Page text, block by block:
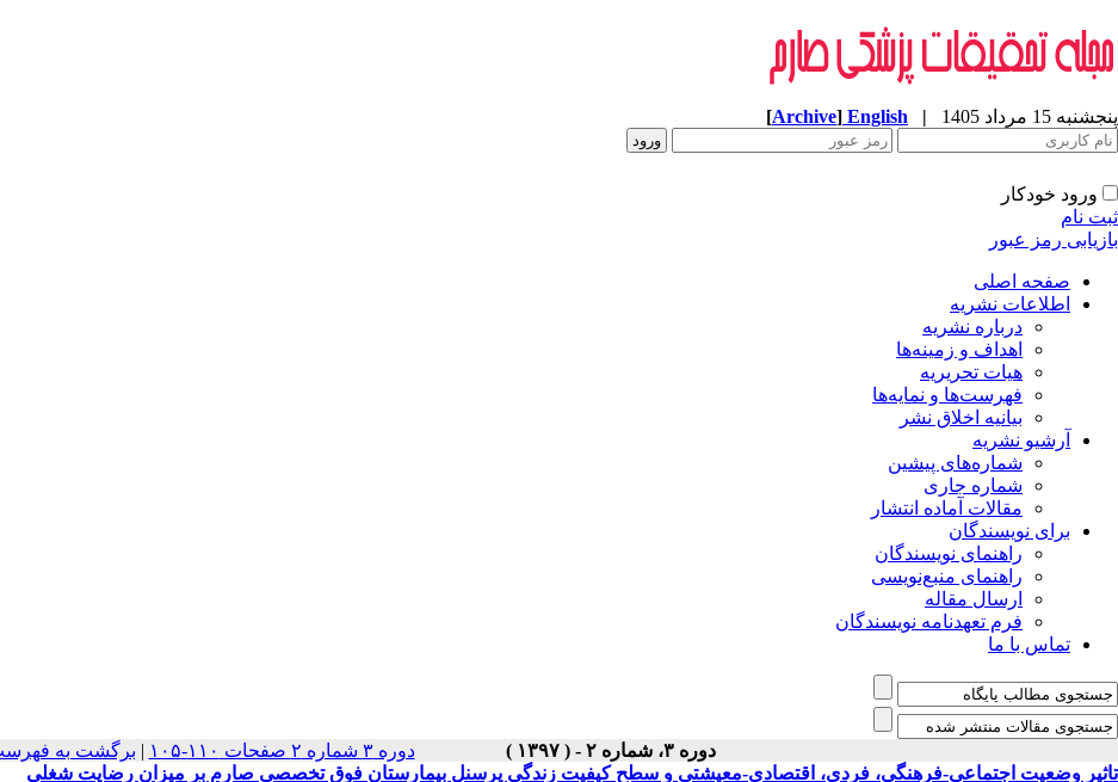
پنجشنبه 15 مرداد 1405 |
English
[Archive]
ورود خودکار
ثبت نام
بازیابی رمز عبور
صفحه اصلی
اطلاعات نشریه
درباره نشریه
اهداف و زمینه‌ها
هیات تحریریه
فهرست‌ها و نمایه‌ها
بیانیه اخلاق نشر
آرشیو نشریه
شماره‌های پیشین
شماره جاری
مقالات آماده انتشار
برای نویسندگان
راهنمای نویسندگان
راهنمای منبع‌نویسی
ارسال مقاله
فرم تعهدنامه نویسندگان
تماس با ما
دوره ۳، شماره ۲ - ( ۱۳۹۷ ) دوره ۳ شماره ۲ صفحات ۱۱۰-۱۰۵ | برگشت به
تاثیر وضعیت اجتماعی-فرهنگی، فردی،‌ اقتصادی-معیشتی و سطح کیفیت زندگی پرسنل بیمارستان فوق تخصصی صارم بر میزان رضایت شغلی